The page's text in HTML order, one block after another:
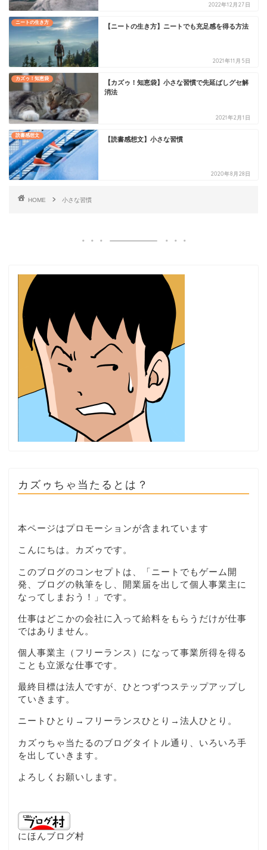
2022年12月27日
ニートの生き方
【ニートの生き方】ニートでも充足感を得る方法
2021年11月5日
カズゥ！知恵袋
【カズゥ！知恵袋】小さな習慣で先延ばしグセ解
消法
2021年2月1日
読書感想文
【読書感想文】小さな習慣
2020年8月28日
HOME 小さな習慣
カズゥちゃ当たるとは？
本ページはプロモーションが含まれています
こんにちは。カズゥです。
このブログのコンセプトは、「ニートでもゲーム開
発、ブログの執筆をし、開業届を出して個人事業主に
なってしまおう！」です。
仕事はどこかの会社に入って給料をもらうだけが仕事
ではありません。
個人事業主（フリーランス）になって事業所得を得る
ことも立派な仕事です。
最終目標は法人ですが、ひとつずつステップアップし
ていきます。
ニートひとり→フリーランスひとり→法人ひとり。
カズゥちゃ当たるのブログタイトル通り、いろいろ手
を出していきます。
よろしくお願いします。
にほんブログ村